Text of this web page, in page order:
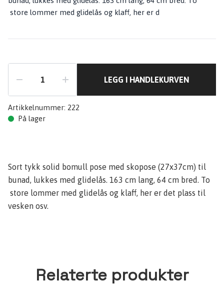
store lommer med glidelås og klaff, her er d
LEGG I HANDLEKURVEN
Artikkelnummer: 222
På lager
Sort tykk solid bomull pose med skopose (27x37cm) til
bunad, lukkes med glidelås. 163 cm lang, 64 cm bred. To
store lommer med glidelås og klaff, her er det plass til
vesken osv.
Relaterte produkter